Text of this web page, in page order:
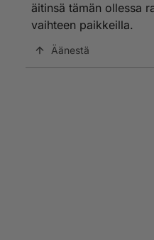
äitinsä tämän ollessa
vaihteen paikkeilla.
Äänestä